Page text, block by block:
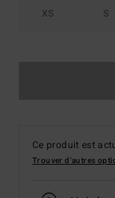
XS S
Ce produit est
Trouver d'autres